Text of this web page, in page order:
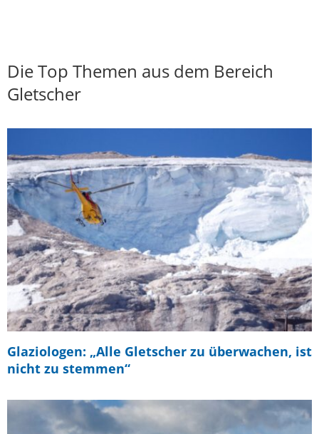
Die Top Themen aus dem Bereich
Gletscher
Glaziologen: „Alle Gletscher zu überwachen, ist
nicht zu stemmen“